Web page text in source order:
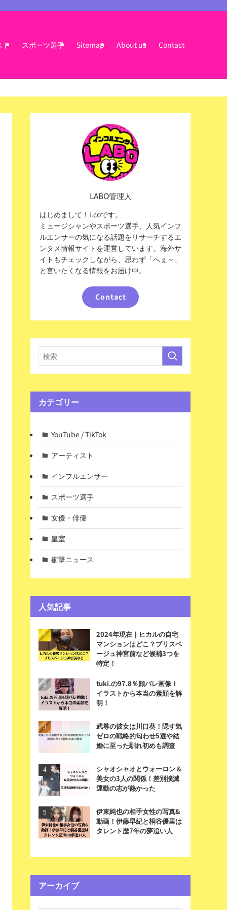
ト スポーツ選手 Sitemap About us Contact
LABO管理人
はじめまして！i.coです。
ミュージシャンやスポーツ選手、人気インフ
ルエンサーの気になる話題をリサーチするエ
ンタメ情報サイトを運営しています。海外サ
イトもチェックしながら、思わず「へぇ～」
と言いたくなる情報をお届け中。
Contact
カテゴリー
YouTube / TikTok
アーティスト
インフルエンサー
スポーツ選手
女優・俳優
皇室
衝撃ニュース
人気記事
2024年現在｜ヒカルの自宅
マンションはどこ？ブリスベ
ージュ神宮前など候補3つを
特定！
tuki.の97.8％顔バレ画像！
イラストから本当の素顔を解
明！
武尊の彼女は川口葵！隠す気
ゼロの戦略的匂わせ5選や結
婚に至った馴れ初めも調査
シャオシャオとウォーロン＆
美女の3人の関係！差別撲滅
運動の志が熱かった
伊東純也の相手女性の写真&
動画！伊藤早紀と桐谷優里は
タレント歴7年の夢追い人
アーカイブ